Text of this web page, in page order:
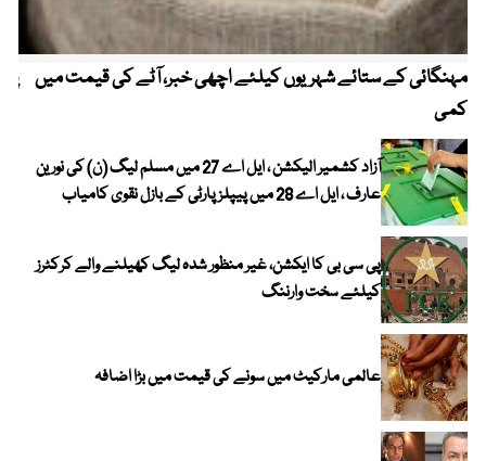
مہنگائی کے ستائے شہریوں کیلئے اچھی خبر، آٹے کی قیمت میں
کمی
آزاد کشمیر الیکشن ، ایل اے 27 میں مسلم لیگ (ن) کی نورین
عارف ، ایل اے 28 میں پیپلز پارٹی کے بازل نقوی کامیاب
پی سی بی کا ایکشن، غیر منظور شدہ لیگ کھیلنے والے کرکٹرز
کیلئے سخت وارننگ
عالمی مارکیٹ میں سونے کی قیمت میں بڑا اضافہ